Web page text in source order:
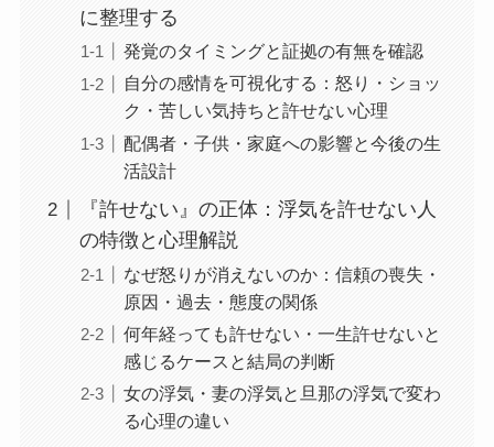
に整理する
発覚のタイミングと証拠の有無を確認
自分の感情を可視化する：怒り・ショッ
ク・苦しい気持ちと許せない心理
配偶者・子供・家庭への影響と今後の生
活設計
『許せない』の正体：浮気を許せない人
の特徴と心理解説
なぜ怒りが消えないのか：信頼の喪失・
原因・過去・態度の関係
何年経っても許せない・一生許せないと
感じるケースと結局の判断
女の浮気・妻の浮気と旦那の浮気で変わ
る心理の違い